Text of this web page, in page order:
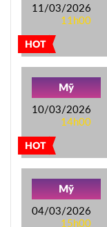
HOT
11/03/2026
11h00
HOT
Mỹ
10/03/2026
14h00
Mỹ
04/03/2026
15h00